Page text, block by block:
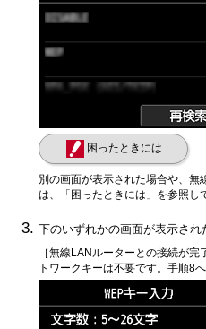
困ったときには
別の画面が表示された場合や、無
は、「困ったときには」を参照し
下のいずれかの画面が表示され
［無線LANルーターとの接続が完
トワークキーは不要です。手順8